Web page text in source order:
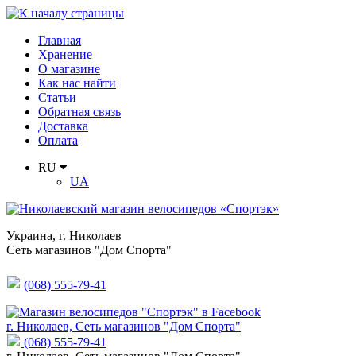
Главная
Хранение
О магазине
Как нас найти
Статьи
Обратная связь
Доставка
Оплата
RU
UA
Украина, г. Николаев
Сеть магазинов "Дом Спорта"
(068) 555-79-41
г. Николаев, Сеть магазинов "Дом Спорта"
(068) 555-79-41